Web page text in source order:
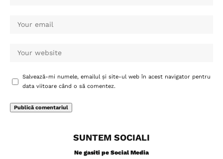
Salvează-mi numele, emailul și site-ul web în acest navigator pentru
data viitoare când o să comentez.
SUNTEM SOCIALI
Ne gasiti pe Social Media